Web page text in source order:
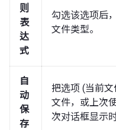
则
表
达
式
勾选该选项后
文件类型。
自
动
保
存
把选项 (当前
文件，或上次
次对话框显示